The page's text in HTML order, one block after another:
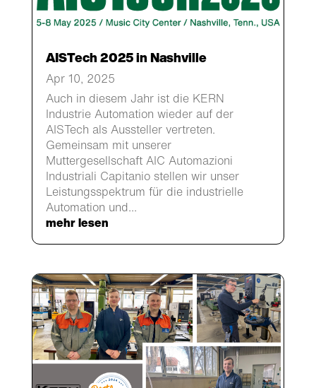
AISTech 2025 in Nashville
Apr 10, 2025
Auch in diesem Jahr ist die KERN
Industrie Automation wieder auf der
AISTech als Aussteller vertreten.
Gemeinsam mit unserer
Muttergesellschaft AIC Automazioni
Industriali Capitanio stellen wir unser
Leistungsspektrum für die industrielle
Automation und...
mehr lesen